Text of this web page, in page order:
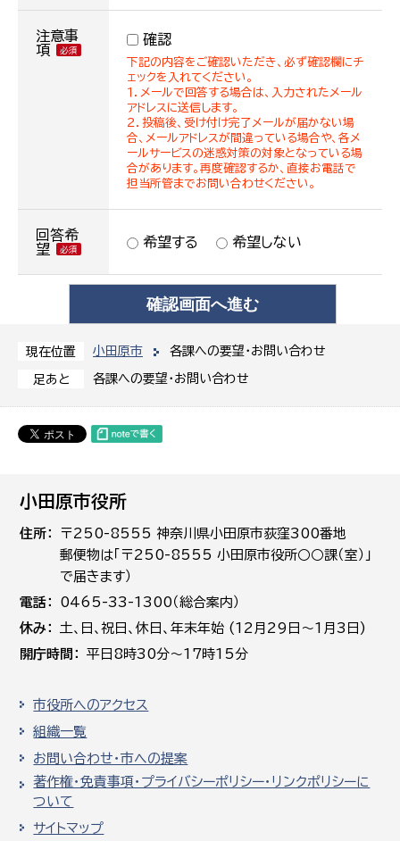
現在位置 小田原市 各課への要望・お問い合わせ
足あと 各課への要望・お問い合わせ
注意事
項
確認
下記の内容をご確認いただき、必ず確認欄にチ
ェックを入れてください。
１．メールで回答する場合は、入力されたメール
アドレスに送信します。
２．投稿後、受け付け完了メールが届かない場
合、メールアドレスが間違っている場合や、各メ
ールサービスの迷惑対策の対象となっている場
合があります。再度確認するか、直接お電話で
担当所管までお問い合わせください。
回答希
望
希望する 希望しない
小田原市役所
住所
〒250-8555 神奈川県小田原市荻窪300番地
郵便物は「〒250-8555 小田原市役所○○課（室）」
で届きます）
電話
0465-33-1300（総合案内）
休み
土､日､祝日、休日、年末年始 (12月29日～1月3日)
開庁時間
平日8時30分～17時15分
市役所へのアクセス
組織一覧
お問い合わせ・市への提案
著作権・免責事項・プライバシーポリシー・リンクポリシーに
ついて
サイトマップ